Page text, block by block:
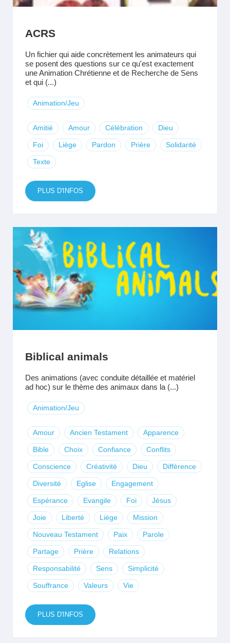
ACRS
Un fichier qui aide concrètement les animateurs qui
se posent des questions sur ce qu'est exactement
une Animation Chrétienne et de Recherche de Sens
et qui (...)
Animation/Jeu
Amitié Amour Célébration Dieu
Foi Liège Pardon Prière Solidarité
Texte
PLUS D'INFOS
Biblical animals
Des animations (avec conduite détaillée et matériel
ad hoc) sur le thème des animaux dans la (...)
Animation/Jeu
Amour Ancien Testament Apparence
Bible Choix Confiance Conflits
Conscience Créativité Dieu Différence
Diversité Eglise Engagement
Espérance Evangile Foi Jésus
Joie Liberté Liège Mission
Nouveau Testament Paix Parole
Partage Prière Relations
Responsabilité Sens Simplicité
Souffrance Valeurs Vie
PLUS D'INFOS